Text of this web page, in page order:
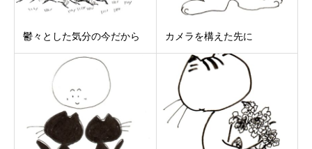
鬱々とした気分の今だから カメラを構えた先に